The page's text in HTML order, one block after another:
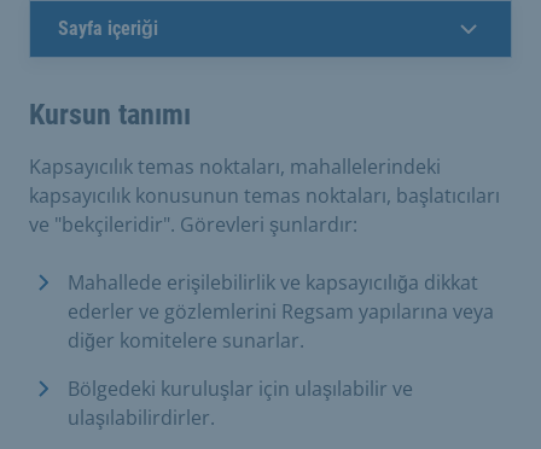
Sayfa içeriği
Kursun tanımı
Kapsayıcılık temas noktaları, mahallelerindeki
kapsayıcılık konusunun temas noktaları, başlatıcıları
ve "bekçileridir". Görevleri şunlardır:
Mahallede erişilebilirlik ve kapsayıcılığa dikkat
ederler ve gözlemlerini Regsam yapılarına veya
diğer komitelere sunarlar.
Bölgedeki kuruluşlar için ulaşılabilir ve
ulaşılabilirdirler.